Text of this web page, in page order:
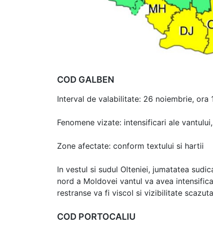
COD GALBEN
Interval de valabilitate: 26 noiembrie, ora
Fenomene vizate: intensificari ale
Zone afectate: conform textului si hartii
In vestul si sudul Olteniei, jumatatea
nord a Moldovei vantul va avea
restranse va fi viscol si vizibilitate
COD PORTOCALIU